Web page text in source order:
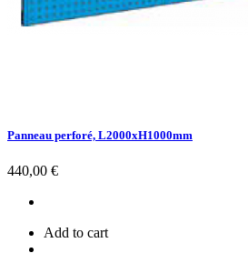
Panneau perforé, L2000xH1000mm
Prix
440,00 €
Add to cart